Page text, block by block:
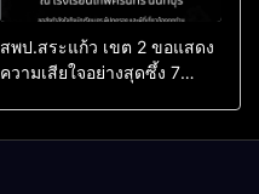
สพป.สระแก้ว เขต 2 ขอแสดง
ความเสียใจอย่างสุดซึ้ง 7